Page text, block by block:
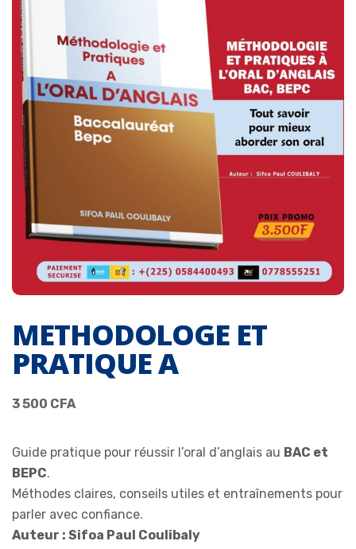
METHODOLOGE ET
PRATIQUE A
3 500 CFA
Guide pratique pour réussir l’oral d’anglais au BAC et
BEPC.
Méthodes claires, conseils utiles et entraînements pour
parler avec confiance.
Auteur : Sifoa Paul Coulibaly